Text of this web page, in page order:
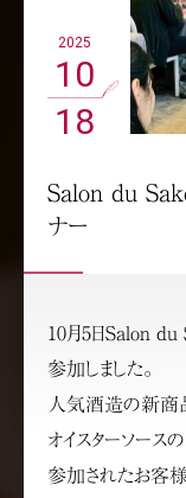
2025
10
18
Salon du
ナー
10月5日Salon du
参加しました。
人気酒造の新商
オイスターソース
参加されたお客様